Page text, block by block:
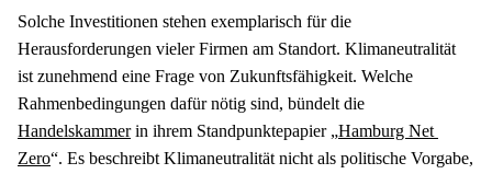
Solche Investitionen stehen exemplarisch für die
Herausforderungen vieler Firmen am Standort. Klimaneutralität
ist zunehmend eine Frage von Zukunftsfähigkeit. Welche
Handelskammer in ihrem Standpunktepapier „Hamburg Net
Zero“. Es beschreibt Klimaneutralität nicht als politische Vorgabe,